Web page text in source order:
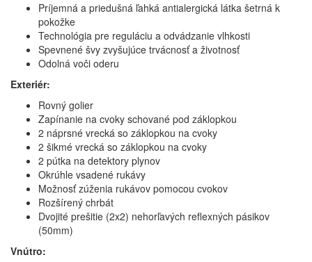
Príjemná a priedušná ľahká antialergická látka šetrná k
pokožke
Technológia pre reguláciu a odvádzanie vlhkosti
Spevnené švy zvyšujúce trvácnosť a životnosť
Odolná voči oderu
Exteriér:
Rovný golier
Zapínanie na cvoky schované pod záklopkou
2 náprsné vrecká so záklopkou na cvoky
2 šikmé vrecká so záklopkou na cvoky
2 pútka na detektory plynov
Okrúhle vsadené rukávy
Možnosť zúženia rukávov pomocou cvokov
Rozšírený chrbát
Dvojité prešitie (2x2) nehorľavých reflexných pásikov
(50mm)
Vnútro: